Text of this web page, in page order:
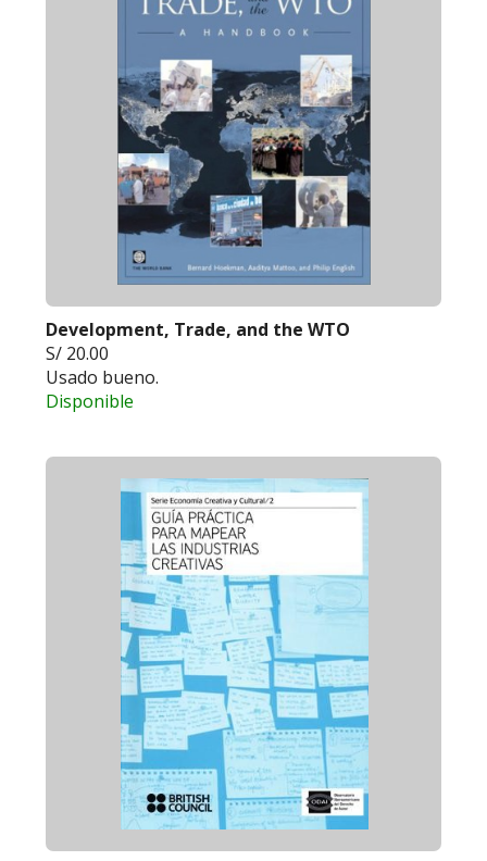
Development, Trade, and the WTO
S/ 20.00
Usado bueno.
Disponible